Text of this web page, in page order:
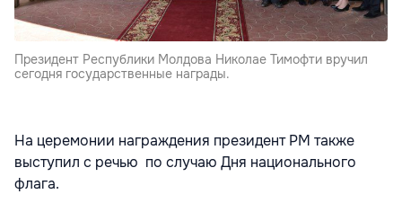
Президент Республики Молдова Николае Тимофти вручил
сегодня государственные награды.
На церемонии награждения президент РМ также
выступил с речью по случаю Дня национального
флага.